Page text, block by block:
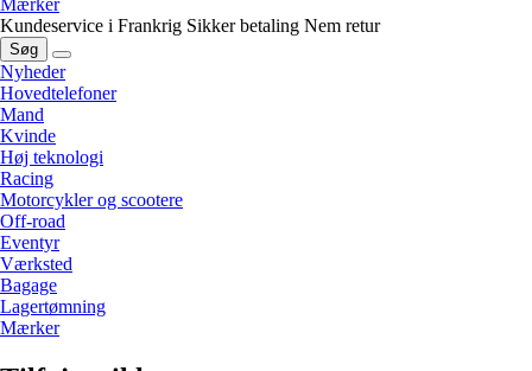
Kundeservice i Frankrig Sikker betaling Nem retur
Søg
Nyheder
Hovedtelefoner
Mand
Kvinde
Høj teknologi
Racing
Motorcykler og scootere
Off-road
Eventyr
Værksted
Bagage
Lagertømning
Mærker